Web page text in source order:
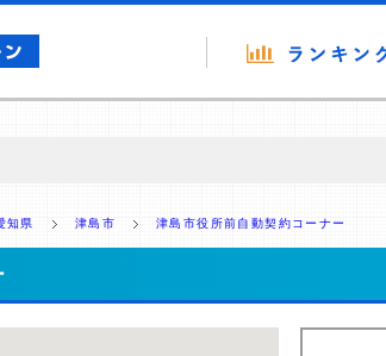
報提供を行っています。
知県 津島市 津島市役所前自動契約コーナー